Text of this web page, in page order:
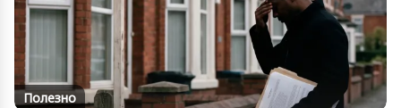
Полезно